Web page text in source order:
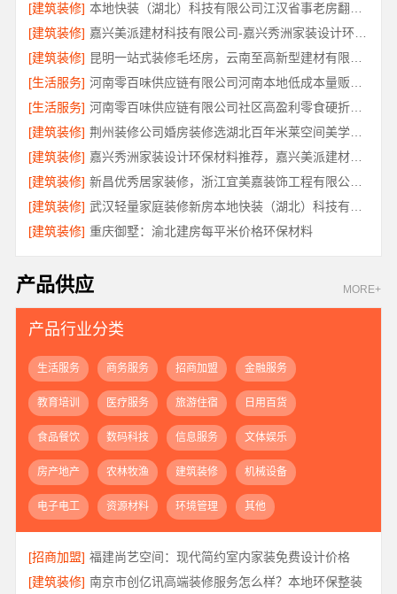
[建筑装修]
[建筑装修]
嘉兴美派建材科技有限公司-嘉兴秀洲家装设计环保材料推荐
[建筑装修]
[生活服务]
[生活服务]
河南零百味供应链有限公司社区高盈利零食硬折扣全域盈利
[建筑装修]
荆州装修公司婚房装修选湖北百年米莱空间美学装饰材料有限公司
[建筑装修]
嘉兴秀洲家装设计环保材料推荐，嘉兴美派建材科技靠谱
[建筑装修]
新昌优秀居家装修，浙江宜美嘉装饰工程有限公司匠心品质
[建筑装修]
[建筑装修] 重庆御墅：渝北建房每平米价格环保材料
产品供应 MORE+
产品行业分类
生活服务 商务服务 招商加盟 金融服务
教育培训 医疗服务 旅游住宿 日用百货
食品餐饮 数码科技 信息服务 文体娱乐
房产地产 农林牧渔 建筑装修 机械设备
电子电工 资源材料 环境管理 其他
[招商加盟] 福建尚艺空间：现代简约室内家装免费设计价格
[建筑装修] 南京市创亿讯高端装修服务怎么样？本地环保整装